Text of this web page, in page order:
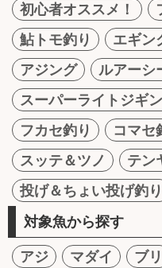
初心者オススメ！
鮎トモ釣り
エギン
アジング
ルアーシ
スーパーライトジギ
フカセ釣り
コマセ
スッテ＆ツノ
テン
投げ＆ちょい投げ釣り
対象魚から探す
アジ マダイ ブリ